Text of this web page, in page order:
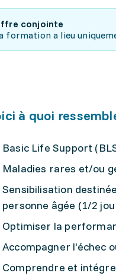
conjointe
formation a lieu
à quoi
Basic Life Support
Maladies rares et/ou
Sensibilisation
personne âgée (1/2
Optimiser la
Accompagner l'échec
Comprendre et